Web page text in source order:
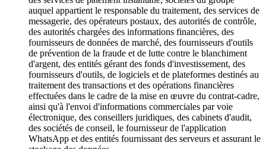
auquel appartient le responsable du traitement, des services de
messagerie, des opérateurs postaux, des autorités de contrôle,
des autorités chargées des informations financières, des
fournisseurs de données de marché, des fournisseurs d'outils
de prévention de la fraude et de lutte contre le blanchiment
d'argent, des entités gérant des fonds d'investissement, des
fournisseurs d'outils, de logiciels et de plateformes destinés au
traitement des transactions et des opérations financières
effectuées dans le cadre de la mise en œuvre du contrat-cadre,
ainsi qu'à l'envoi d'informations commerciales par voie
électronique, des conseillers juridiques, des cabinets d'audit,
des sociétés de conseil, le fournisseur de l'application
WhatsApp et des entités fournissant des serveurs et assurant le